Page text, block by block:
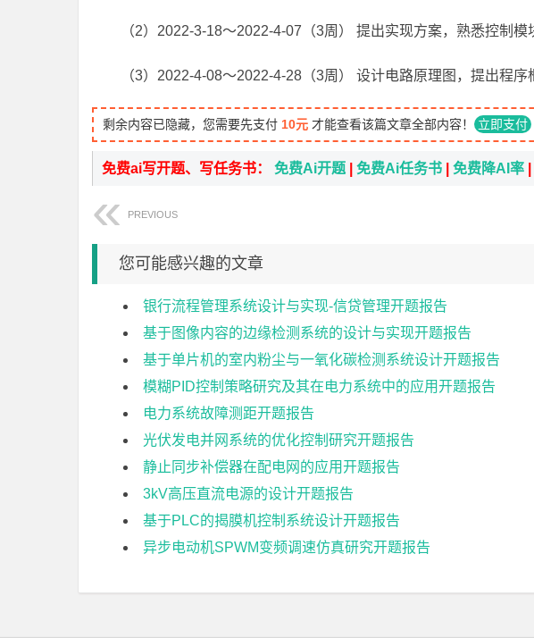
（2）2022-3-18～2022-4-07（3周） 提出实现方案，熟悉控制模
（3）2022-4-08～2022-4-28（3周） 设计电路原理图，提出程序
剩余内容已隐藏，您需要先支付 10元 才能查看该篇文章全部内容！ 立即支付
免费ai写开题、写任务书： 免费Ai开题 免费Ai任务书 免费降AI率
PREVIOUS
您可能感兴趣的文章
银行流程管理系统设计与实现-信贷管理开题报告
基于图像内容的边缘检测系统的设计与实现开题报告
基于单片机的室内粉尘与一氧化碳检测系统设计开题报告
模糊PID控制策略研究及其在电力系统中的应用开题报告
电力系统故障测距开题报告
光伏发电并网系统的优化控制研究开题报告
静止同步补偿器在配电网的应用开题报告
3kV高压直流电源的设计开题报告
基于PLC的揭膜机控制系统设计开题报告
异步电动机SPWM变频调速仿真研究开题报告